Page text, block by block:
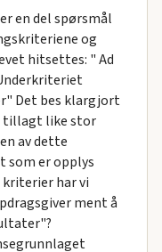
en del spørsmål
og
hitsettes: " Ad
Det bes klargjort
tillagt like stor
av dette
som er opplys
kriterier har vi
ment å